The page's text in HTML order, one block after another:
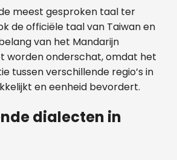
meest gesproken taal ter
de officiële taal van Taiwan en
van het Mandarijn
worden onderschat, omdat het
tussen verschillende regio’s in
en eenheid bevordert.
dialecten in